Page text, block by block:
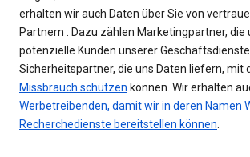
erhalten wir auch Daten über Sie von
Partnern . Dazu zählen Marketingpartner, die
potenzielle Kunden unserer
Sicherheitspartner, die uns Daten liefern, mit
Missbrauch schützen können. Wir erhalten
Werbetreibenden, damit wir in deren Namen
Recherchedienste bereitstellen können.